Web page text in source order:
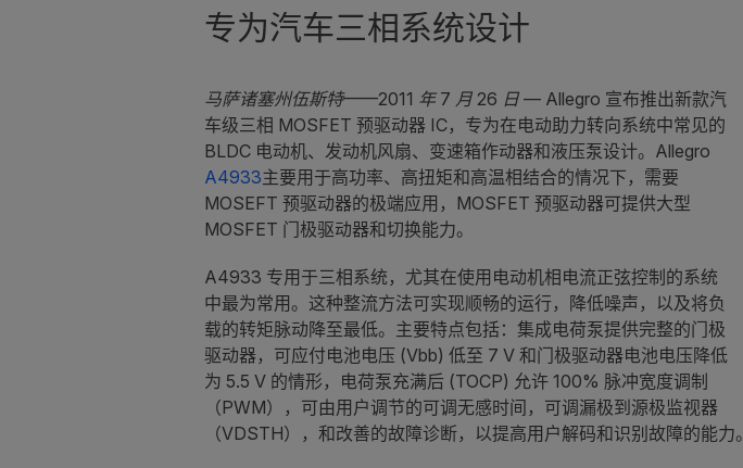
专为汽车三相系统设计
马萨诸塞州伍斯特——2011 年 7 月 26 日 — Allegro 宣布推出新款汽
车级三相 MOSFET 预驱动器 IC，专为在电动助力转向系统中常见的
BLDC 电动机、发动机风扇、变速箱作动器和液压泵设计。Allegro
A4933主要用于高功率、高扭矩和高温相结合的情况下，需要
MOSEFT 预驱动器的极端应用，MOSFET 预驱动器可提供大型
MOSFET 门极驱动器和切换能力。
A4933 专用于三相系统，尤其在使用电动机相电流正弦控制的系统
中最为常用。这种整流方法可实现顺畅的运行，降低噪声，以及将负
载的转矩脉动降至最低。主要特点包括：集成电荷泵提供完整的门极
驱动器，可应付电池电压 (Vbb) 低至 7 V 和门极驱动器电池电压降低
为 5.5 V 的情形，电荷泵充满后 (TOCP) 允许 100% 脉冲宽度调制
（PWM），可由用户调节的可调无感时间，可调漏极到源极监视器
（VDSTH），和改善的故障诊断，以提高用户解码和识别故障的能力。